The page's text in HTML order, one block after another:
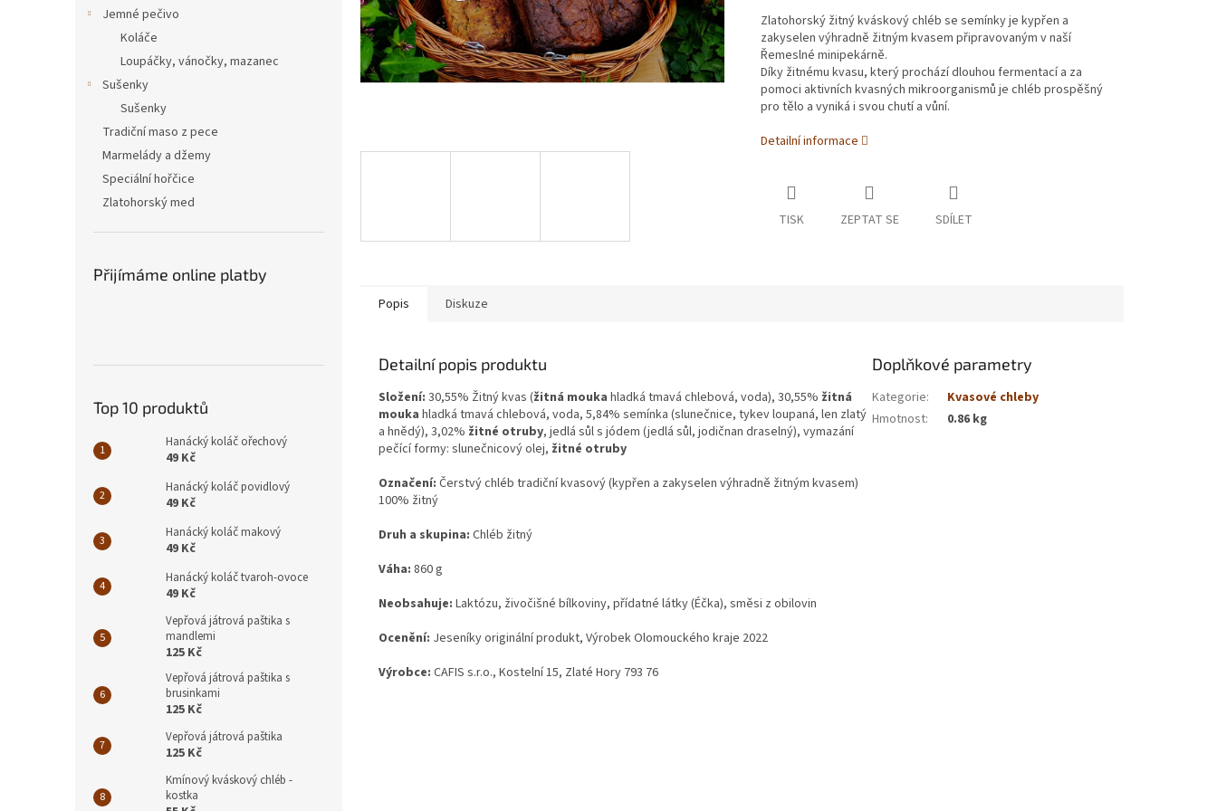
Jemné pečivo
Koláče
Loupáčky, vánočky, mazanec
Sušenky
Sušenky
Tradiční maso z pece
Marmelády a džemy
Speciální hořčice
Zlatohorský med
Přijímáme online platby
Top 10 produktů
Hanácký koláč ořechový
49 Kč
Hanácký koláč povidlový
49 Kč
Hanácký koláč makový
49 Kč
Hanácký koláč tvaroh-ovoce
49 Kč
Vepřová játrová paštika s
mandlemi
125 Kč
Vepřová játrová paštika s
brusinkami
125 Kč
Vepřová játrová paštika
125 Kč
Kmínový kváskový chléb -
kostka
Zlatohorský žitný kváskový chléb se semínky je kypřen a
zakyselen výhradně žitným kvasem připravovaným v naší
Řemeslné minipekárně.
Díky žitnému kvasu, který prochází dlouhou fermentací a za
pomoci aktivních kvasných mikroorganismů je chléb prospěšný
pro tělo a vyniká i svou chutí a vůní.
Detailní informace
TISK ZEPTAT SE SDÍLET
Popis Diskuze
Detailní popis produktu
Složení: 30,55% Žitný kvas (žitná mouka hladká tmavá chlebová, voda), 30,55% žitná
mouka hladká tmavá chlebová, voda, 5,84% semínka (slunečnice, tykev loupaná, len zlatý
a hnědý), 3,02% žitné otruby, jedlá sůl s jódem (jedlá sůl, jodičnan draselný), vymazání
pečící formy: slunečnicový olej, žitné otruby
Označení: Čerstvý chléb tradiční kvasový (kypřen a zakyselen výhradně žitným kvasem)
100% žitný
Druh a skupina: Chléb žitný
Váha: 860 g
Neobsahuje: Laktózu, živočišné bílkoviny, přídatné látky (Éčka), směsi z obilovin
Ocenění: Jeseníky originální produkt, Výrobek Olomouckého kraje 2022
Výrobce: CAFIS s.r.o., Kostelní 15, Zlaté Hory 793 76
Doplňkové parametry
Kategorie:
Kvasové chleby
Hmotnost: 0.86 kg